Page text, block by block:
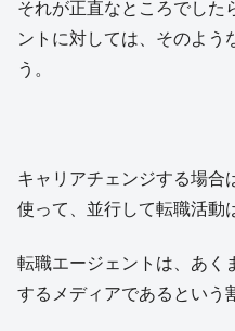
それが正直なところでした
ントに対しては、そのよう
う。
キャリアチェンジする場合
使って、並行して転職活動
転職エージェントは、あく
するメディアであるという